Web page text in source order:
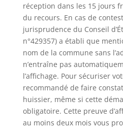
réception dans les 15 jours
du recours. En cas de
jurisprudence du Conseil
n°429357) a établi que
nom de la commune sans
n’entraîne pas
l’affichage. Pour sécuriser
recommandé de faire
huissier, même si cette
obligatoire. Cette preuve
au moins deux mois vous